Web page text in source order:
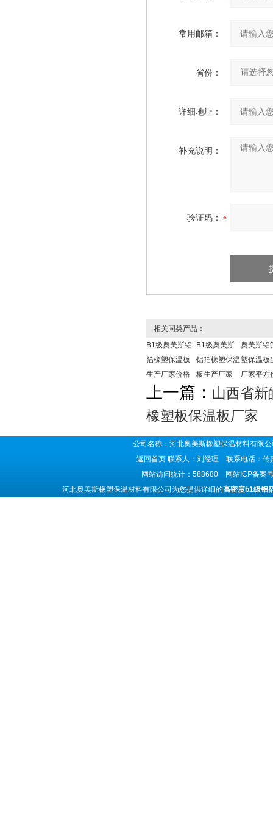
常用邮箱：
省份：
详细地址：
补充说明：
验证码：
相关同类产品：
B1级奥美斯铝
箔橡塑保温板
生产厂家价格
B1级奥美斯
铝箔橡塑保温
板生产厂家
奥美斯铝
塑保温板
厂家平方
上一篇： 山西省新
橡塑板保温板厂家
公司名称：河北奥美斯橡塑保温材料有
返回首页 联系人：刘经理 联系电话：
网站访问统计：588680 网站ICP备案
河北奥美斯橡塑保温材料有限公司为您提供详细的高密度b1级铝